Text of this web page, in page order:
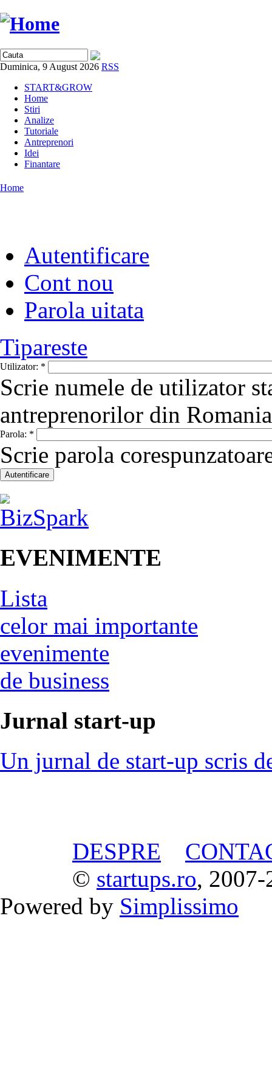
Duminica, 9 August 2026 RSS
START&GROW
Home
Stiri
Analize
Tutoriale
Antreprenori
Idei
Finantare
Home
Autentificare
Cont nou
Parola uitata
Tipareste
Utilizator: *
Scrie numele de utilizator
antreprenorilor din
Parola: *
Scrie parola
EVENIMENTE
Lista
celor mai importante
evenimente
de business
Jurnal start-up
Un jurnal de start-up scris
DESPRE
© startups.ro, 2007-
Powered by Simplissimo